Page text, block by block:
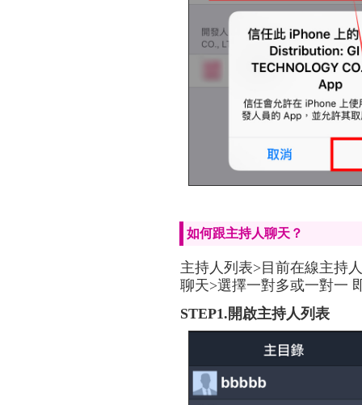
如何跟主持人聊天？
主持人列表>目前在線主持
聊天>選擇一對多或一對一
STEP1.開啟主持人列表